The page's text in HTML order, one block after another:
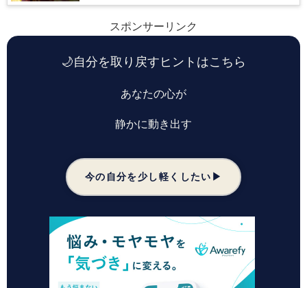
スポンサーリンク
🌙自分を取り戻すヒントはこちら
あなたの心が
静かに動き出す
今の自分を少し軽くしたい▶︎